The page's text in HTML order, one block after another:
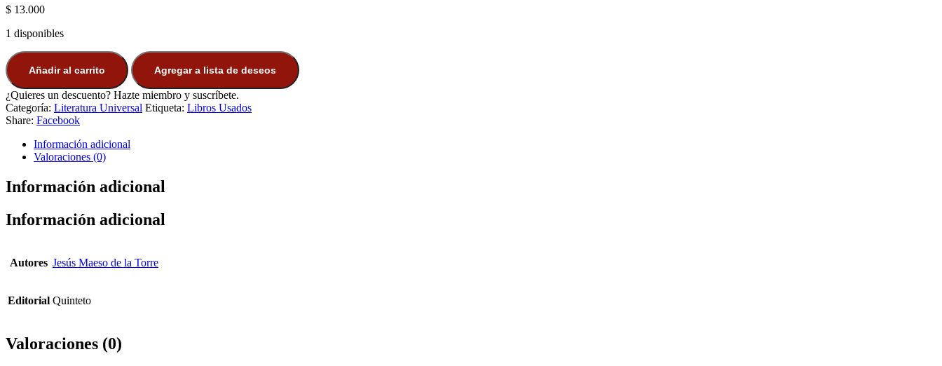
$ 13.000
1 disponibles
Añadir al carrito Agregar a lista de deseos
¿Quieres un descuento? Hazte miembro y suscríbete.
Categoría: Literatura Universal Etiqueta: Libros Usados
Share: Facebook
Información adicional
Valoraciones (0)
Información adicional
Información adicional
Autores Jesús Maeso de la Torre
Editorial Quinteto
Valoraciones (0)